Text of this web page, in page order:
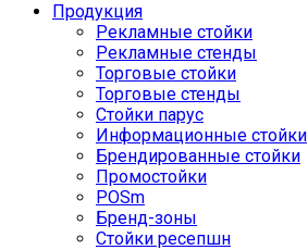
Продукция
Рекламные стойки
Рекламные стенды
Торговые стойки
Торговые стенды
Стойки парус
Информационные стойки
Брендированные стойки
Промостойки
POSm
Бренд-зоны
Стойки ресепшн